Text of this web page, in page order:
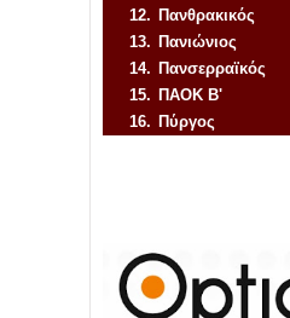
12. Πανθρακικός
13. Πανιώνιος
14. Πανσερραϊκός
15. ΠΑΟΚ Β'
16. Πύργος